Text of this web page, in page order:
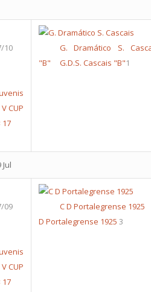
10
CUP
17
G. Dramático S.
"B"
G.D.S. Cascais "B"1
09
CUP
17
C D Portalegrense 1925
D Portalegrense 1925 3